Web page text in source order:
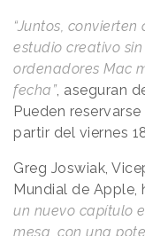
“Juntos,
estudio creativo
ordenadores Mac
fecha”, aseguran
Pueden
partir del viernes
Greg Joswiak,
Mundial de Apple,
un nuevo capítulo
mesa, con una